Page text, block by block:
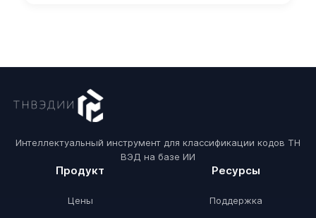
Интеллектуальный инструмент для классификации кодов ТН
ВЭД на базе ИИ
Продукт
Цены
Ресурсы
Поддержка